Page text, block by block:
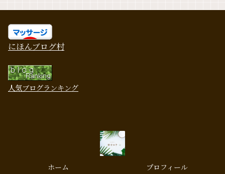
にほんブログ村
人気ブログランキング
ホーム プロフィール